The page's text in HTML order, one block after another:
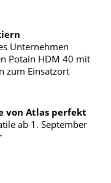
Unternehmen
Potain HDM 40 mit
zum Einsatzort
von Atlas perfekt
ab 1. September